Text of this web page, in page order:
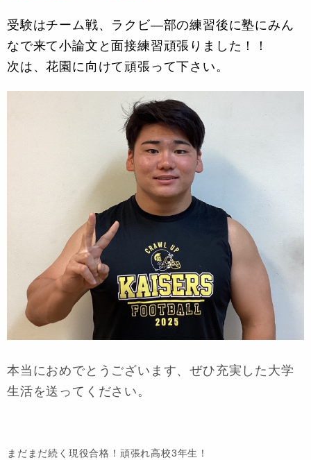
受験はチーム戦、ラクビ―部の練習後に塾にみん
なで来て小論文と面接練習頑張りました ！！
次は、花園に向けて頑張って下さい。
本当におめでとうございます、ぜひ充実した大学
生活を送ってください。
まだまだ続く現役合格！頑張れ高校3年生！